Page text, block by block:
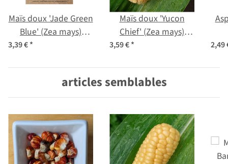
Maïs doux 'Jade Green
Blue' (Zea mays)
3,39 €*
Maïs doux 'Yucon
Chief' (Zea mays)
Graines biologiques
3,59 €* 2,49
articles semblables